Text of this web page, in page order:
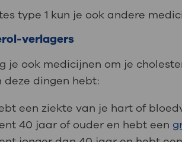
type 1 kun je ook andere
verlagers
je ook medicijnen om je
deze dingen hebt:
een ziekte van je hart of
40 jaar of ouder en hebt een